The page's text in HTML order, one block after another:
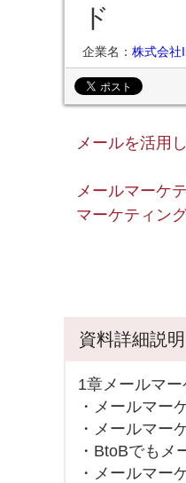
ド
企業名： 株式会社
メールを活用
メールマーケ
マーケティン
資料詳細説明
1章メールマ
・メールマー
・メールマー
・BtoBでもメ
・メールマー